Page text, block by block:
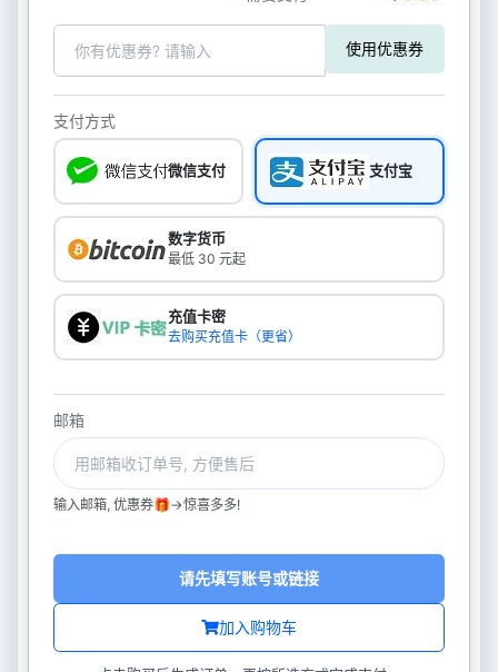
使用优惠券
支付方式
微信支付 支付宝
数字货币
最低 30 元起
充值卡密
去购买充值卡（更省）
邮箱
输入邮箱, 优惠券🎁->惊喜多多!
加入购物车
请先填写账号或链接